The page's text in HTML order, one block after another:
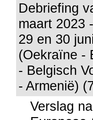
Debriefing
maart 2023
29 en 30
(Oekraïne -
- Belgisch
- Armenië)
Verslag